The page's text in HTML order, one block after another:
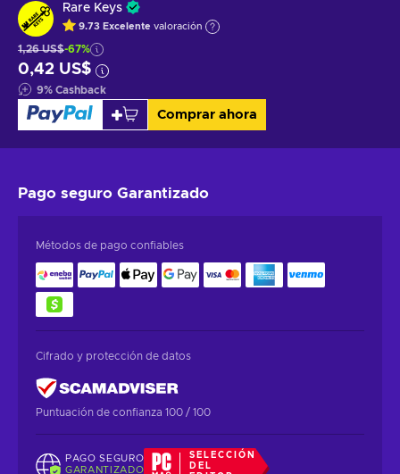
Rare Keys
9.73 Excelente valoración
1,26 US$-67%
0,42 US$
9% Cashback
Comprar ahora
Pago seguro Garantizado
Métodos de pago confiables
Cifrado y protección de datos
Puntuación de confianza 100 / 100
PAGO SEGURO
GARANTIZADO
SELECCIÓN
DEL